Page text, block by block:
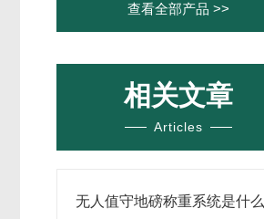
查看全部产品 >>
相关文章
Articles
无人值守地磅称重系统是什么